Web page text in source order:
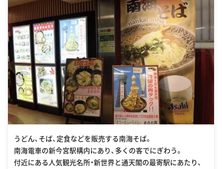
うどん、そば、定食などを販売する南海そば。
南海電車の新今宮駅構内にあり、多くの客でにぎわう。
付近にある人気観光名所・新世界と通天閣の最寄駅にあたり、